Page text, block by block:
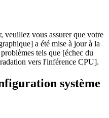
vous assurer que votre
a été mise à jour à la
tels que [échec du
vers l'inférence CPU].
système